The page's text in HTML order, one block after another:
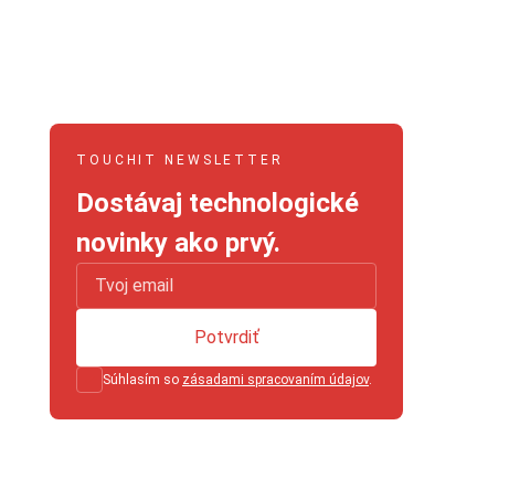
TOUCHIT NEWSLETTER
Dostávaj technologické
novinky ako prvý.
Súhlasím so zásadami spracovaním údajov.
Potvrdiť